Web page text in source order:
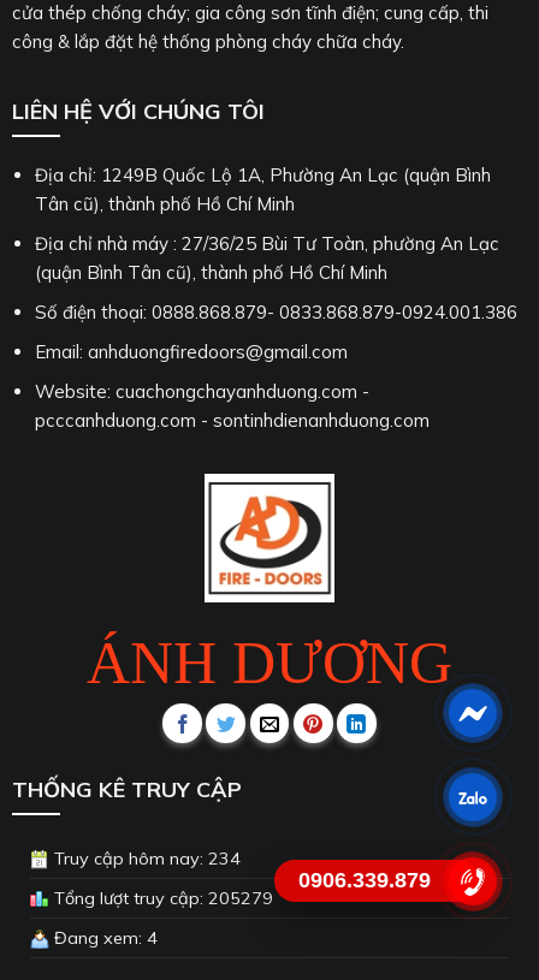
cửa thép chống cháy; gia công sơn tĩnh điện; cung cấp, thi
công & lắp đặt hệ thống phòng cháy chữa cháy.
ÁNH DƯƠNG
LIÊN HỆ VỚI CHÚNG TÔI
Địa chỉ: 1249B Quốc Lộ 1A, Phường An Lạc (quận Bình
Tân cũ), thành phố Hồ Chí Minh
Địa chỉ nhà máy : 27/36/25 Bùi Tư Toàn, phường An Lạc
(quận Bình Tân cũ), thành phố Hồ Chí Minh
Số điện thoại: 0888.868.879- 0833.868.879-0924.001.386
Email: anhduongfiredoors@gmail.com
Website: cuachongchayanhduong.com -
pcccanhduong.com - sontinhdienanhduong.com
THỐNG KÊ TRUY CẬP
Truy cập hôm nay: 234
Tổng lượt truy cập: 205279
Đang xem: 4
0906.339.879